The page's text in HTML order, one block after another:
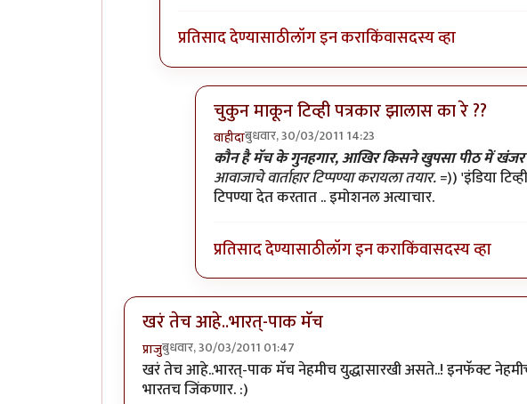
प्रतिसाद देण्यासाठीलॉग इन कराकिंवासदस्य व्हा
चुकुन माकून टिव्ही पत्रकार झालास का रे ??
वाहीदाबुधवार, 30/03/2011 14:23
In reply to>>>>एवढा हाईप करुन ठेवलाbyप्यारे१
कौन है मॅच के गुनहगार, आखिर किसने खुपसा पीठ में खंजर
आवाजाचे वार्ताहार टिप्पण्या करायला तयार.=)) 'इंडिया
टिपण्या देत करतात .. इमोशनल अत्याचार.
प्रतिसाद देण्यासाठीलॉग इन कराकिंवासदस्य व्हा
खरं तेच आहे..भारत्-पाक मॅच
प्राजुबुधवार, 30/03/2011 01:47
खरं तेच आहे..भारत्-पाक मॅच नेहमीच युद्धासारखी असते..! इनफॅक्ट
भारतच जिंकणार. :)